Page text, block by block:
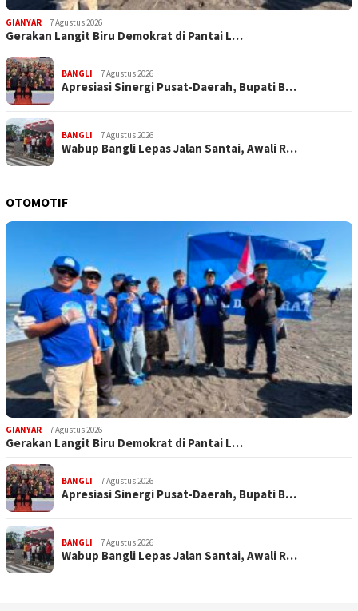
GIANYAR 7 Agustus 2026
Gerakan Langit Biru Demokrat di Pantai L…
BANGLI 7 Agustus 2026
Apresiasi Sinergi Pusat-Daerah, Bupati B…
BANGLI 7 Agustus 2026
Wabup Bangli Lepas Jalan Santai, Awali R…
OTOMOTIF
GIANYAR 7 Agustus 2026
Gerakan Langit Biru Demokrat di Pantai L…
BANGLI 7 Agustus 2026
Apresiasi Sinergi Pusat-Daerah, Bupati B…
BANGLI 7 Agustus 2026
Wabup Bangli Lepas Jalan Santai, Awali R…